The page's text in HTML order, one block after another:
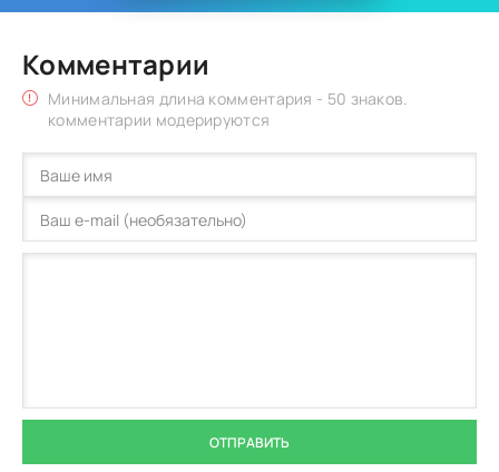
Комментарии
Минимальная длина комментария - 50 знаков.
комментарии модерируются
ОТПРАВИТЬ